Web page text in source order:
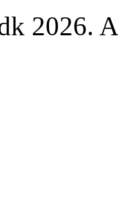
2026.